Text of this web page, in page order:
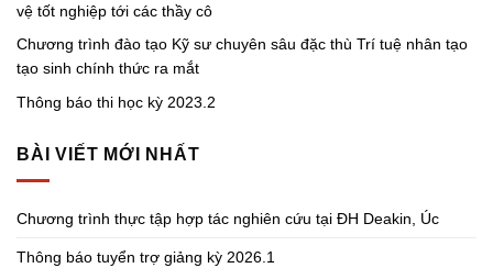
vệ tốt nghiệp tới các thầy cô
Chương trình đào tạo Kỹ sư chuyên sâu đặc thù Trí tuệ nhân tạo
tạo sinh chính thức ra mắt
Thông báo thi học kỳ 2023.2
BÀI VIẾT MỚI NHẤT
Chương trình thực tập hợp tác nghiên cứu tại ĐH Deakin, Úc
Thông báo tuyển trợ giảng kỳ 2026.1